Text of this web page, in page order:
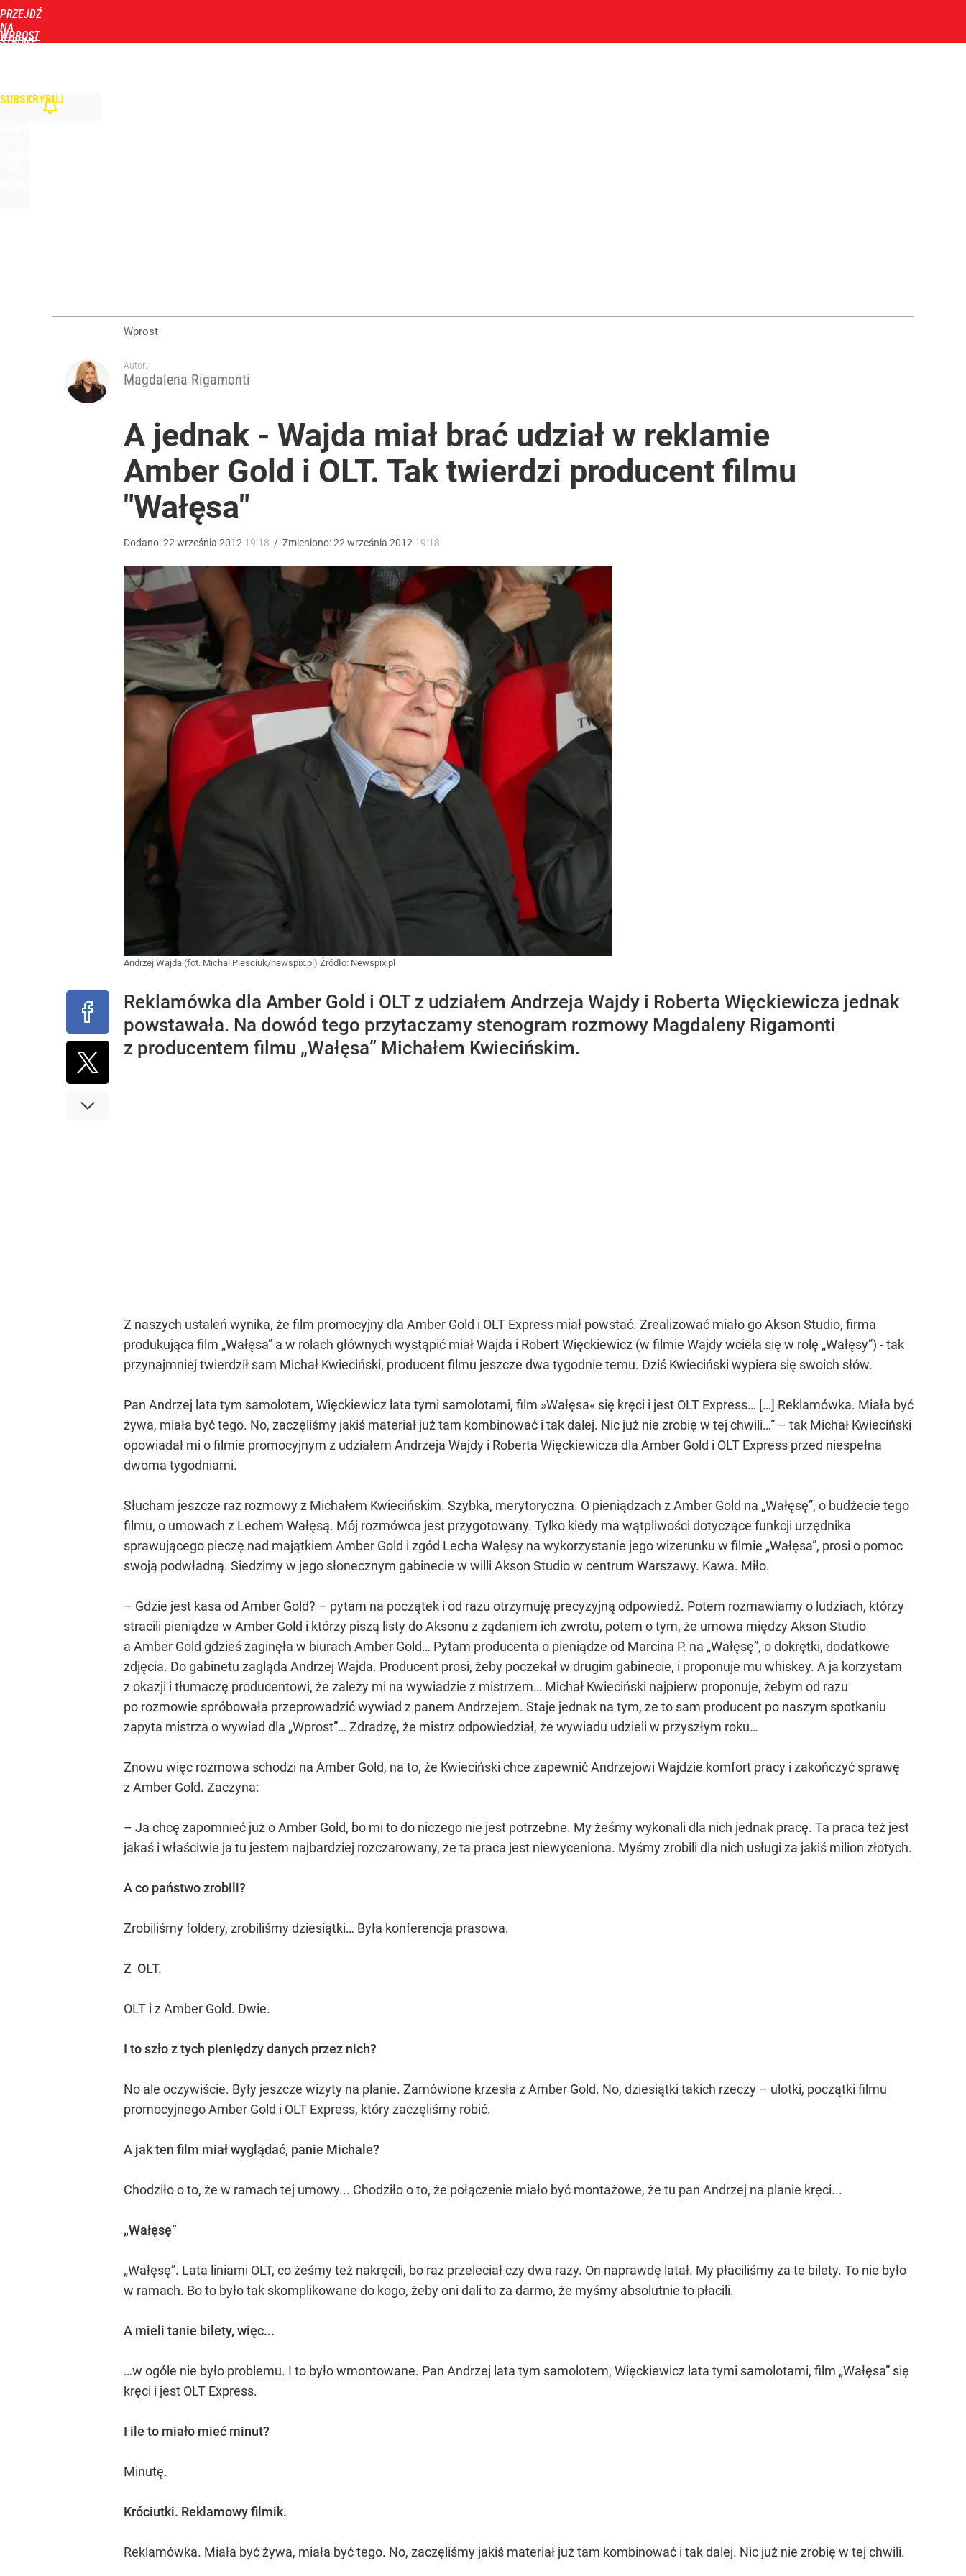
PRZEJDŹ
NA
STRONĘ
WPROST
SUBSKRYBUJ
Wprost
Autor:
Magdalena Rigamonti
A jednak - Wajda miał brać udział w reklamie
Amber Gold i OLT. Tak twierdzi producent filmu
"Wałęsa"
Dodano:22 września 2012 19:18 / Zmieniono:22 września 2012 19:18
Andrzej Wajda (fot. Michal Piesciuk/newspix.pl) Źródło: Newspix.pl
Reklamówka dla Amber Gold i OLT z udziałem Andrzeja Wajdy i Roberta Więckiewicza jednak
powstawała. Na dowód tego przytaczamy stenogram rozmowy Magdaleny Rigamonti
z producentem filmu „Wałęsa” Michałem Kwiecińskim.
Z naszych ustaleń wynika, że film promocyjny dla Amber Gold i OLT Express miał powstać. Zrealizować miało go Akson Studio, firma
produkująca film „Wałęsa” a w rolach głównych wystąpić miał Wajda i Robert Więckiewicz (w filmie Wajdy wciela się w rolę „Wałęsy”) - tak
przynajmniej twierdził sam Michał Kwieciński, producent filmu jeszcze dwa tygodnie temu. Dziś Kwieciński wypiera się swoich słów.
Pan Andrzej lata tym samolotem, Więckiewicz lata tymi samolotami, film »Wałęsa« się kręci i jest OLT Express… […] Reklamówka. Miała być
żywa, miała być tego. No, zaczęliśmy jakiś materiał już tam kombinować i tak dalej. Nic już nie zrobię w tej chwili…” – tak Michał Kwieciński
opowiadał mi o filmie promocyjnym z udziałem Andrzeja Wajdy i Roberta Więckiewicza dla Amber Gold i OLT Express przed niespełna
dwoma tygodniami.
Słucham jeszcze raz rozmowy z Michałem Kwiecińskim. Szybka, merytoryczna. O pieniądzach z Amber Gold na „Wałęsę”, o budżecie tego
filmu, o umowach z Lechem Wałęsą. Mój rozmówca jest przygotowany. Tylko kiedy ma wątpliwości dotyczące funkcji urzędnika
sprawującego pieczę nad majątkiem Amber Gold i zgód Lecha Wałęsy na wykorzystanie jego wizerunku w filmie „Wałęsa”, prosi o pomoc
swoją podwładną. Siedzimy w jego słonecznym gabinecie w willi Akson Studio w centrum Warszawy. Kawa. Miło.
– Gdzie jest kasa od Amber Gold? – pytam na początek i od razu otrzymuję precyzyjną odpowiedź. Potem rozmawiamy o ludziach, którzy
stracili pieniądze w Amber Gold i którzy piszą listy do Aksonu z żądaniem ich zwrotu, potem o tym, że umowa między Akson Studio
a Amber Gold gdzieś zaginęła w biurach Amber Gold… Pytam producenta o pieniądze od Marcina P. na „Wałęsę”, o dokrętki, dodatkowe
zdjęcia. Do gabinetu zagląda Andrzej Wajda. Producent prosi, żeby poczekał w drugim gabinecie, i proponuje mu whiskey. A ja korzystam
z okazji i tłumaczę producentowi, że zależy mi na wywiadzie z mistrzem… Michał Kwieciński najpierw proponuje, żebym od razu
po rozmowie spróbowała przeprowadzić wywiad z panem Andrzejem. Staje jednak na tym, że to sam producent po naszym spotkaniu
zapyta mistrza o wywiad dla „Wprost”… Zdradzę, że mistrz odpowiedział, że wywiadu udzieli w przyszłym roku…
Znowu więc rozmowa schodzi na Amber Gold, na to, że Kwieciński chce zapewnić Andrzejowi Wajdzie komfort pracy i zakończyć sprawę
z Amber Gold. Zaczyna:
– Ja chcę zapomnieć już o Amber Gold, bo mi to do niczego nie jest potrzebne. My żeśmy wykonali dla nich jednak pracę. Ta praca też jest
jakaś i właściwie ja tu jestem najbardziej rozczarowany, że ta praca jest niewyceniona. Myśmy zrobili dla nich usługi za jakiś milion złotych.
A co państwo zrobili?
Zrobiliśmy foldery, zrobiliśmy dziesiątki… Była konferencja prasowa.
Z OLT.
OLT i z Amber Gold. Dwie.
I to szło z tych pieniędzy danych przez nich?
No ale oczywiście. Były jeszcze wizyty na planie. Zamówione krzesła z Amber Gold. No, dziesiątki takich rzeczy – ulotki, początki filmu
promocyjnego Amber Gold i OLT Express, który zaczęliśmy robić.
A jak ten film miał wyglądać, panie Michale?
Chodziło o to, że w ramach tej umowy... Chodziło o to, że połączenie miało być montażowe, że tu pan Andrzej na planie kręci...
„Wałęsę”
„Wałęsę”. Lata liniami OLT, co żeśmy też nakręcili, bo raz przeleciał czy dwa razy. On naprawdę latał. My płaciliśmy za te bilety. To nie było
w ramach. Bo to było tak skomplikowane do kogo, żeby oni dali to za darmo, że myśmy absolutnie to płacili.
A mieli tanie bilety, więc...
…w ogóle nie było problemu. I to było wmontowane. Pan Andrzej lata tym samolotem, Więckiewicz lata tymi samolotami, film „Wałęsa” się
kręci i jest OLT Express.
I ile to miało mieć minut?
Minutę.
Króciutki. Reklamowy filmik.
Reklamówka. Miała być żywa, miała być tego. No, zaczęliśmy jakiś materiał już tam kombinować i tak dalej. Nic już nie zrobię w tej chwili.